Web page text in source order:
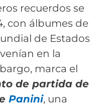
recuerdos se
con álbumes de
de Estados
en la
marca el
de partida de
Panini, una